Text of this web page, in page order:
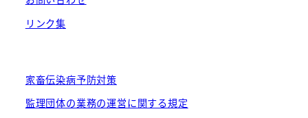
リンク集
家畜伝染病予防対策
監理団体の業務の運営に関する規定